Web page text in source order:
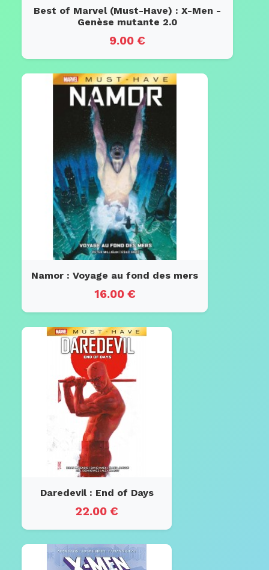
Best of Marvel (Must-Have) : X-Men -
Genèse mutante 2.0
9.00 €
Namor : Voyage au fond des mers
16.00 €
Daredevil : End of Days
22.00 €